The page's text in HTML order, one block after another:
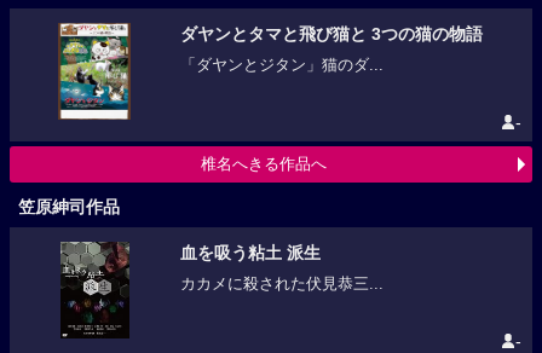
ダヤンとタマと飛び猫と 3つの猫の物語
「ダヤンとジタン」猫のダ...
-
椎名へきる作品へ
笠原紳司作品
血を吸う粘土 派生
カカメに殺された伏見恭三...
-